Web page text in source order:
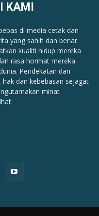
KAMI
di media cetak dan
yang sahih dan benar
kualiti hidup mereka
rasa hormat mereka
Pendekatan dan
dan kebebasan sejagat
minat